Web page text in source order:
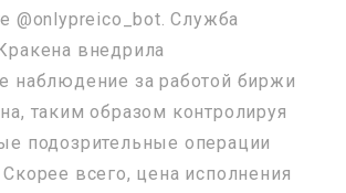
@onlypreico_bot. Служба
внедрила
наблюдение за работой биржи
таким образом контролируя
подозрительные операции
всего, цена исполнения